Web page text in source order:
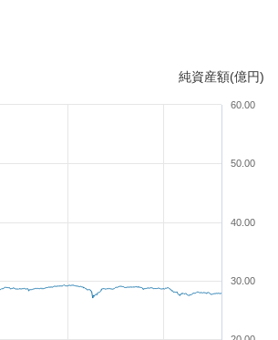
純資産額(億円)
60.00
30.00
40.00
50.00